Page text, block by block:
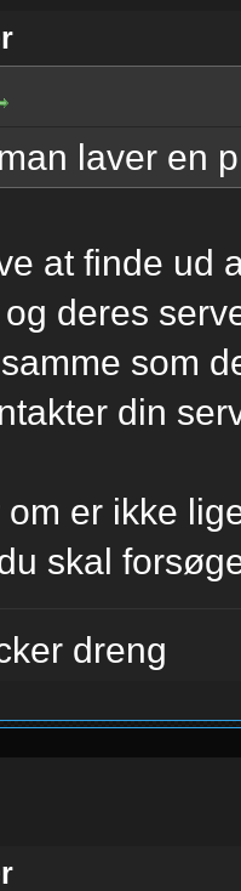
laver en
at finde ud
deres
som
din
er ikke
skal
dreng